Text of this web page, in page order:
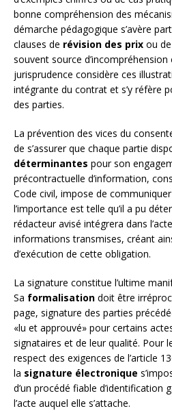
bonne compréhension des
démarche pédagogique s’avère
clauses de révision des prix ou
souvent source
jurisprudence considère ces
intégrante du contrat et s’y réfère
des parties.
La prévention des vices du
de s’assurer que chaque partie
déterminantes pour son
précontractuelle d’information,
Code civil, impose de
l’importance est telle qu’il a pu
rédacteur avisé intégrera dans
informations transmises, créant
d’exécution de cette obligation.
La signature constitue l’ultime
Sa formalisation doit être
page, signature des parties
«lu et approuvé» pour certains
signataires et de leur qualité. Pour
respect des exigences de l’article
la signature électronique
d’un procédé fiable d’identification
l’acte auquel elle s’attache.